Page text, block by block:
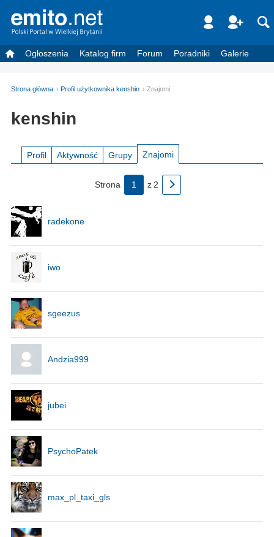
Ogłoszenia Katalog firm Forum Poradniki Galerie
Strona główna Profil użytkownika kenshin Znajomi
kenshin
Profil Aktywność Grupy Znajomi
Strona 1 z 2
radekone
iwo
sgeezus
Andzia999
jubei
PsychoPatek
max_pl_taxi_gls